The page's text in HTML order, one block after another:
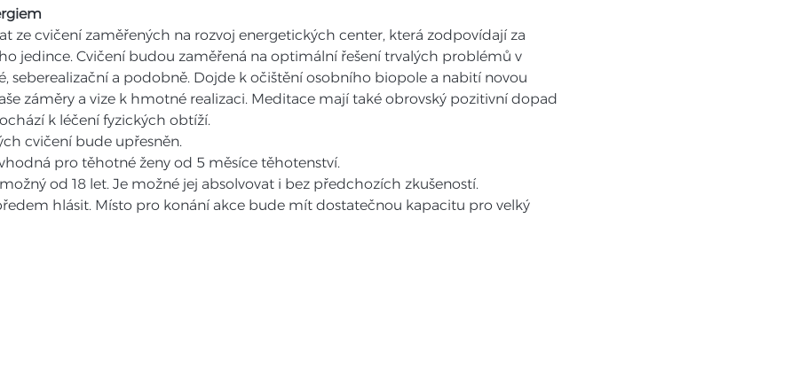
ze cvičení zaměřených na rozvoj energetických center, která zodpovídají za
jedince. Cvičení budou zaměřená na optimální řešení trvalých problémů v
seberealizační a podobně. Dojde k očištění osobního biopole a nabití novou
záměry a vize k hmotné realizaci. Meditace mají také obrovský pozitivní dopad
k léčení fyzických obtíží.
cvičení bude upřesněn.
pro těhotné ženy od 5 měsíce těhotenství.
od 18 let. Je možné jej absolvovat i bez předchozích zkušeností.
hlásit. Místo pro konání akce bude mít dostatečnou kapacitu pro velký